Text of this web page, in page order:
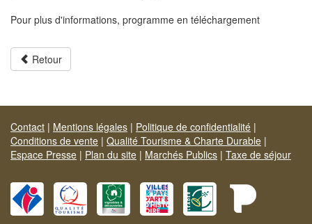
Pour plus d'informations, programme en téléchargement
Retour
Contact | Mentions légales | Politique de confidentialité |
Conditions de vente | Qualité Tourisme & Charte Durable |
Espace Presse | Plan du site | Marchés Publics | Taxe de séjour